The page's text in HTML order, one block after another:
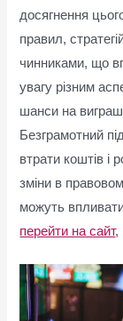
досягнення
правил,
чинниками, що
увагу різним
шанси на виграш
Безграмотний
втрати коштів і
зміни в
можуть
перейти на сайт,